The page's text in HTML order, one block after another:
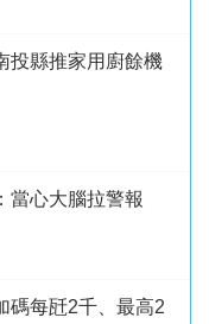
縣推家用廚餘機
心大腦拉警報
每瓩2千、最高2